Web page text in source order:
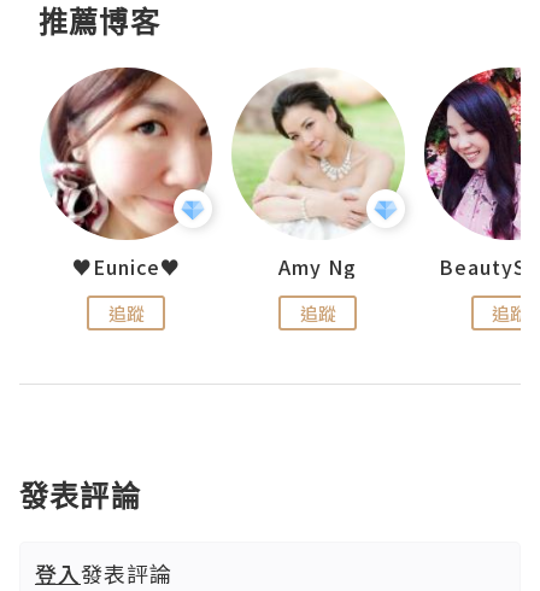
推薦博客
♥Eunice♥
追蹤
Amy Ng
追蹤 追蹤
發表評論
登入發表評論